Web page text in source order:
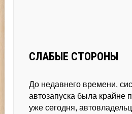
СЛАБЫЕ СТОРОНЫ
До недавнего времени,
автозапуска была крайне
уже сегодня,